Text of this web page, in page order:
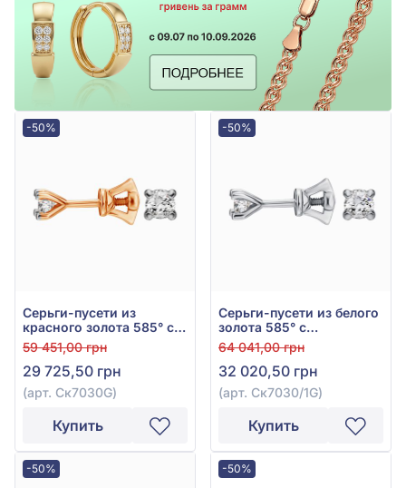
-50%
Серьги-пусети из
красного золота 585° с
бриллиантом 0,22ct, арт.
Ск7030G
59 451,00 грн
29 725,50 грн
(арт. Ск7030G)
Купить
-50%
Серьги-пусети из белого
золота 585° с
бриллиантом 0,22ct, арт.
Ск7030/1G
64 041,00 грн
32 020,50 грн
(арт. Ск7030/1G)
Купить
-50% -50%